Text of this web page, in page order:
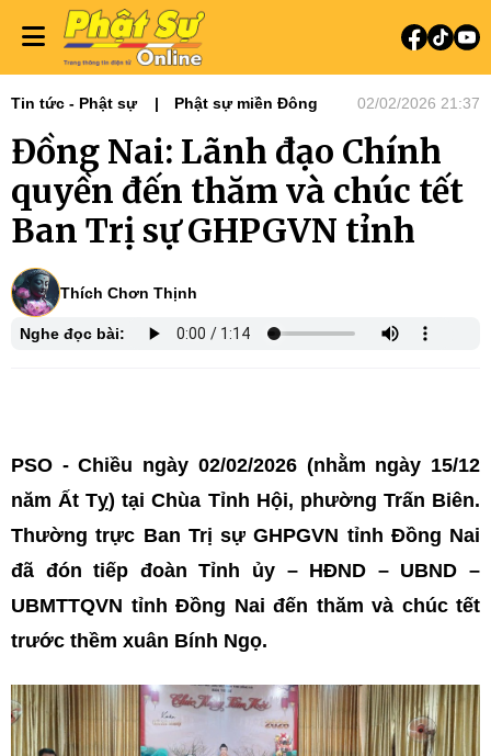
Tin tức - Phật sự Phật sự miền Đông 02/02/2026 21:37
​Đồng Nai: Lãnh đạo Chính
quyền đến thăm và chúc tết
Ban Trị sự GHPGVN tỉnh
Thích Chơn Thịnh
Nghe đọc bài:
PSO - Chiều ngày 02/02/2026 (nhằm ngày 15/12
năm Ất Tỵ) tại Chùa Tỉnh Hội, phường Trấn Biên.
Thường trực Ban Trị sự GHPGVN tỉnh Đồng Nai
đã đón tiếp đoàn Tỉnh ủy – HĐND – UBND –
UBMTTQVN tỉnh Đồng Nai đến thăm và chúc tết
trước thềm xuân Bính Ngọ.